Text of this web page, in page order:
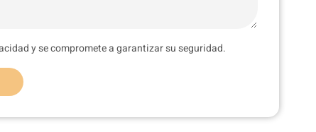
y se compromete a garantizar su seguridad.